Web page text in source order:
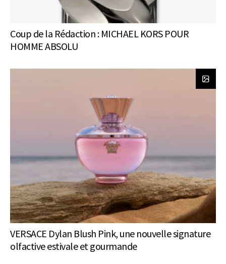
Coup de la Rédaction : MICHAEL KORS POUR
HOMME ABSOLU
VERSACE Dylan Blush Pink, une nouvelle signature
olfactive estivale et gourmande